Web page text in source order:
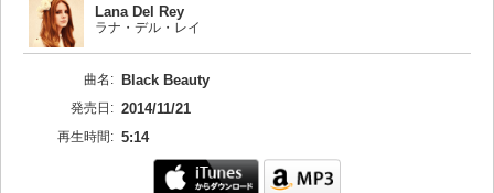
Lana Del Rey
ラナ・デル・レイ
曲名: Black Beauty
発売日: 2014/11/21
再生時間: 5:14